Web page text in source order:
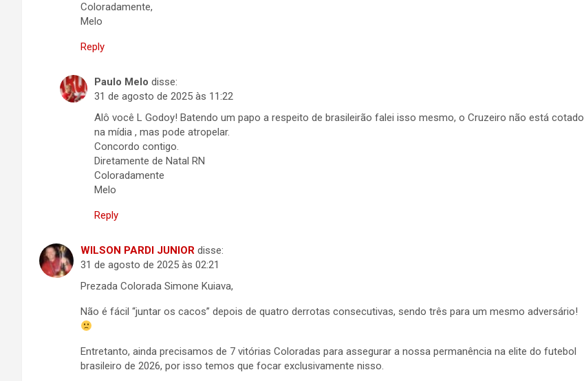
Coloradamente,
Melo
Reply
Paulo Melo disse:
31 de agosto de 2025 às 11:22
Alô você L Godoy! Batendo um papo a respeito de brasileirão falei isso mesmo, o Cruzeiro não está cotado
na mídia , mas pode atropelar.
Concordo contigo.
Diretamente de Natal RN
Coloradamente
Melo
Reply
WILSON PARDI JUNIOR disse:
31 de agosto de 2025 às 02:21
Prezada Colorada Simone Kuiava,
Não é fácil “juntar os cacos” depois de quatro derrotas consecutivas, sendo três para um mesmo adversário!
Entretanto, ainda precisamos de 7 vitórias Coloradas para assegurar a nossa permanência na elite do futebol
brasileiro de 2026, por isso temos que focar exclusivamente nisso.